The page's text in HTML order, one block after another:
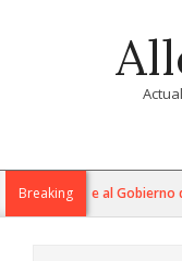
Navigation
MenuBreakingexige al Gobierno